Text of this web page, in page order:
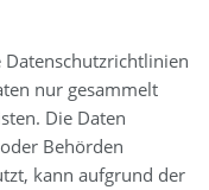
nur gesammelt
Die Daten
Behörden
kann aufgrund der